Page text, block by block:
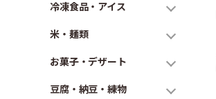
冷凍食品・アイス
米・麺類
お菓子・デザート
豆腐・納豆・練物